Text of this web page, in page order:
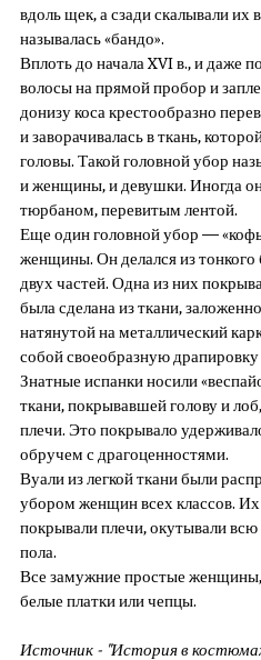
вдоль щек, а сзади скалывали их
называлась «бандо».
Вплоть до начала XVI в., и даже
волосы на прямой пробор и
донизу коса крестообразно
и заворачивалась в ткань,
головы. Такой головной убор
и женщины, и девушки. Иногда
тюрбаном, перевитым лентой.
Еще один головной убор —
женщины. Он делался из тонкого
двух частей. Одна из них
была сделана из ткани,
натянутой на металлический
собой своеобразную драпировку
Знатные испанки носили
ткани, покрывавшей голову и
плечи. Это покрывало
обручем с драгоценностями.
Вуали из легкой ткани были
убором женщин всех классов.
покрывали плечи, окутывали
пола.
Все замужние простые
белые платки или чепцы.
Источник - "История в